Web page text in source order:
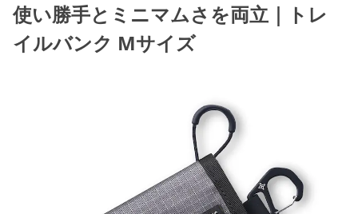
使い勝手とミニマムさを両立｜トレ
イルバンク Mサイズ